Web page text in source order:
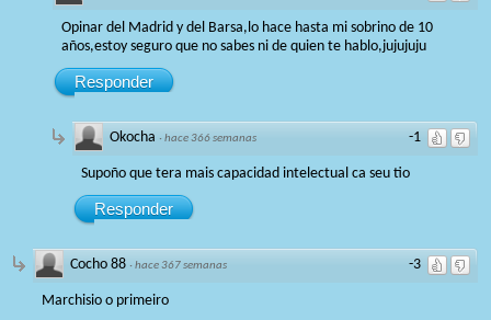
Opinar del Madrid y del Barsa,lo hace hasta mi sobrino de 10
años,estoy seguro que no sabes ni de quien te hablo,jujujuju
Responder
-1
Okocha ·hace 366 semanas
Supoño que tera mais capacidad intelectual ca seu tio
Responder
-3
Cocho 88 ·hace 367 semanas
Marchisio o primeiro